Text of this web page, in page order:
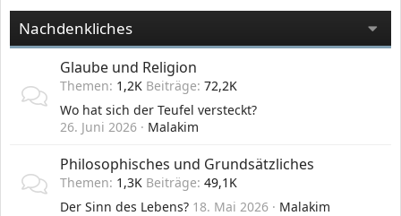
Nachdenkliches
Glaube und Religion
Themen 1,2K Beiträge 72,2K
Wo hat sich der Teufel versteckt?
26. Juni 2026
Malakim
Philosophisches und Grundsätzliches
Themen 1,3K Beiträge 49,1K
Der Sinn des Lebens? 18. Mai 2026 Malakim